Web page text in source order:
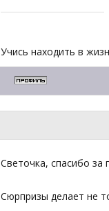
Учись находить в
Светочка, спасибо за
Сюрпризы делает не